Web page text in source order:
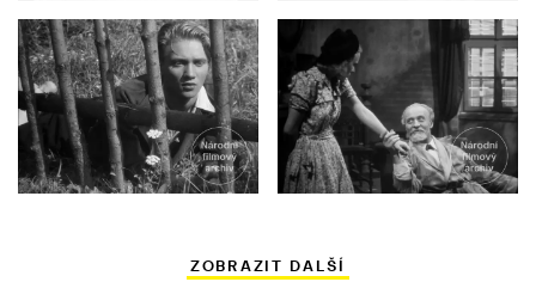
ZOBRAZIT DALŠÍ